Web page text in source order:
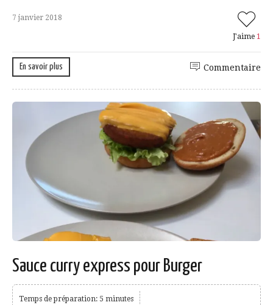
7 janvier 2018
J'aime 1
En savoir plus Commentaire
Sauce curry express pour Burger
Temps de préparation: 5 minutes